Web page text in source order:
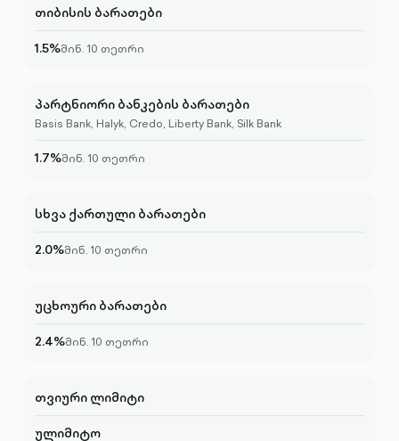
თიბისის ბარათები
1.5%მინ. 10 თეთრი
პარტნიორი ბანკების ბარათები
Basis Bank, Halyk, Credo, Liberty Bank, Silk Bank
1.7%მინ. 10 თეთრი
სხვა ქართული ბარათები
2.0%მინ. 10 თეთრი
უცხოური ბარათები
2.4%მინ. 10 თეთრი
თვიური ლიმიტი
ულიმიტო